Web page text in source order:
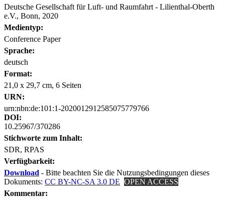
Deutsche Gesellschaft für Luft- und Raumfahrt - Lilienthal-Oberth
e.V., Bonn, 2020
Medientyp:
Conference Paper
Sprache:
deutsch
Format:
21,0 x 29,7 cm, 6 Seiten
URN:
urn:nbn:de:101:1-2020012912585075779766
DOI:
10.25967/370286
Stichworte zum Inhalt:
SDR, RPAS
Verfügbarkeit:
Download - Bitte beachten Sie die Nutzungsbedingungen dieses
Dokuments: CC BY-NC-SA 3.0 DE OPEN ACCESS
Kommentar: